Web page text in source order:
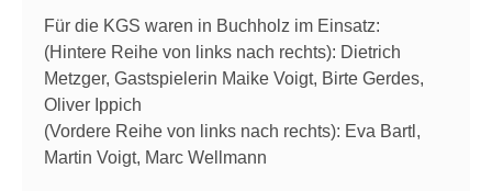
Für die KGS waren in Buchholz im Einsatz:
(Hintere Reihe von links nach rechts): Dietrich
Metzger, Gastspielerin Maike Voigt, Birte Gerdes,
Oliver Ippich
(Vordere Reihe von links nach rechts): Eva Bartl,
Martin Voigt, Marc Wellmann